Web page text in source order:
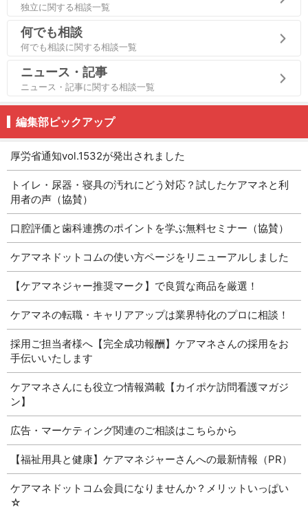
独立に関する相談一覧
何でも相談
何でも相談に関する相談一覧
ニュース・記事
ニュース・記事に関する相談一覧
編集部ピックアップ
厚労省通知vol.1532が発出されました
トイレ・尿器・寝具の汚れにどう対応？試したケアマネと利
用者の声（協賛）
口腔評価と歯科連携のポイントを学ぶ無料セミナー（協賛）
ケアマネドットコムの使い方ページをリニューアルしました
【ケアマネジャー推奨マーク】で良質な商品を厳選！
ケアマネの転職・キャリアアップは業界特化のプロに相談！
採用ご担当者様へ【完全成功報酬】ケアマネさんの採用をお
手伝いいたします
ケアマネさんにも役立つ情報満載【カイポケ訪問看護マガジ
ン】
広告・マーケティング関連のご相談はこちらから
【福祉用具と健康】ケアマネジャーさんへの最新情報（PR）
ケアマネドットコム会員になりませんか？メリットいっぱい
☆